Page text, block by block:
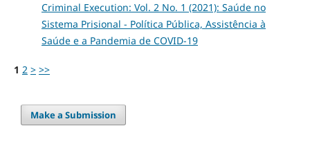
Criminal Execution: Vol. 2 No. 1 (2021): Saúde no
Sistema Prisional - Política Pública, Assistência à
Saúde e a Pandemia de COVID-19
1 2 > >>
Make a Submission